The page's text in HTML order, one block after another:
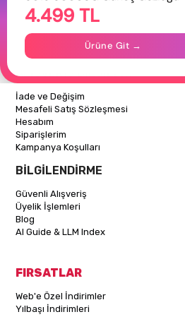
Hakkımızda
Gizlilik Politikası
İletişim
ALIŞVERİŞ BİLGİLERİ
İade ve Değişim
Mesafeli Satış Sözleşmesi
Hesabım
Siparişlerim
Kampanya Koşulları
BİLGİLENDİRME
Güvenli Alışveriş
Üyelik İşlemleri
Blog
AI Guide & LLM Index
FIRSATLAR
Web'e Özel İndirimler
Yılbaşı İndirimleri
4.499 TL
Ürüne Git →